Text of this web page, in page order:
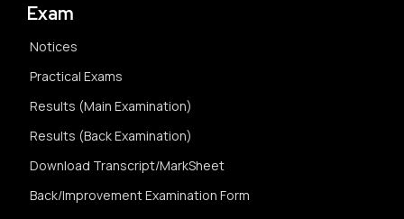
Exam
Notices
Practical Exams
Results (Main Examination)
Results (Back Examination)
Download Transcript/MarkSheet
Back/Improvement Examination Form